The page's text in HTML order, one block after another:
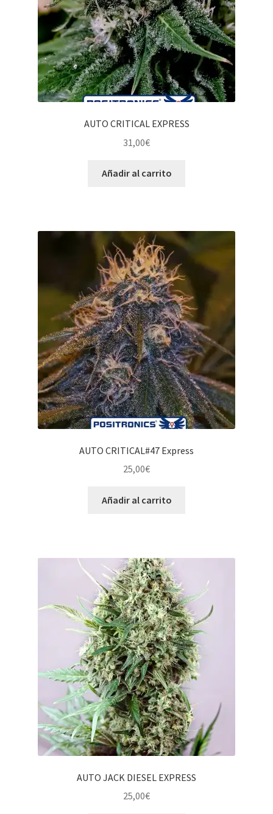
AUTO CRITICAL EXPRESS
31,00€
Añadir al carrito
AUTO CRITICAL#47 Express
25,00€
Añadir al carrito
AUTO JACK DIESEL EXPRESS
25,00€